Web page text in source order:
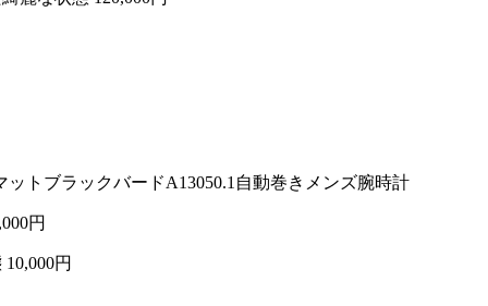
トブラックバードA13050.1自動巻きメンズ腕時計
円
10,000円